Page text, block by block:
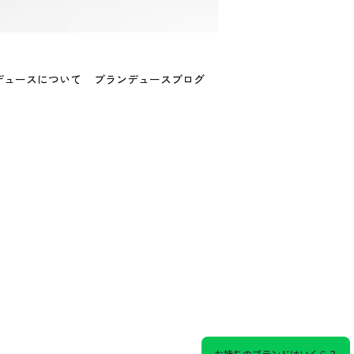
ースについて ブランデュースブログ